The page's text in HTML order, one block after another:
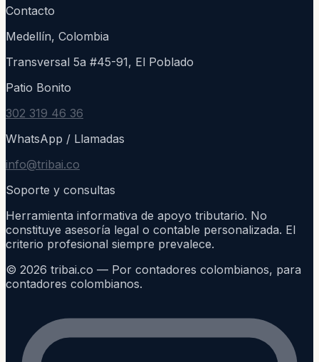
Contacto
Medellín, Colombia
Transversal 5a #45-91, El Poblado
Patio Bonito
302 319 46 36
WhatsApp / Llamadas
info@tribai.co
Soporte y consultas
Herramienta informativa de apoyo tributario. No
constituye asesoría legal o contable personalizada. El
criterio profesional siempre prevalece.
© 2026 tribai.co — Por contadores colombianos, para
contadores colombianos.